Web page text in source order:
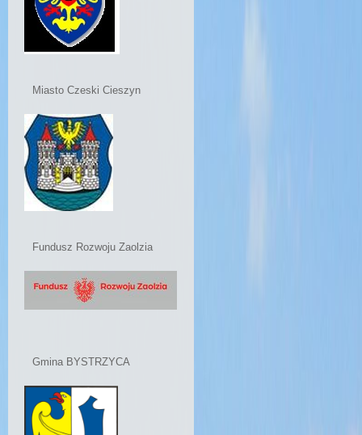
Miasto Czeski Cieszyn
Fundusz Rozwoju Zaolzia
Gmina BYSTRZYCA